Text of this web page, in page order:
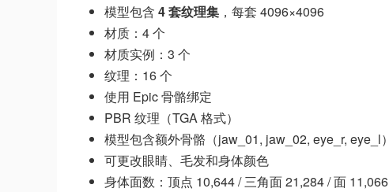
模型包含 4 套纹理集 ，每套 4096×4096
材质：4 个
材质实例：3 个
纹理：16 个
使用 Epic 骨骼绑定
PBR 纹理（TGA 格式）
模型包含额外骨骼（jaw_01, jaw_02, eye_r, eye_l）
可更改眼睛、毛发和身体颜色
身体面数：顶点 10,644 / 三角面 21,284 / 面 11,066